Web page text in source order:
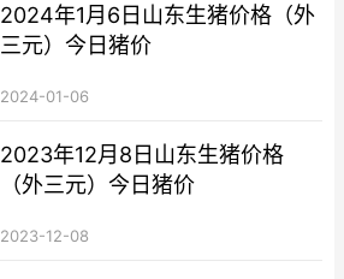
2024年1月6日山东生猪价格（外
三元）今日猪价
2024-01-06
2023年12月8日山东生猪价格
（外三元）今日猪价
2023-12-08